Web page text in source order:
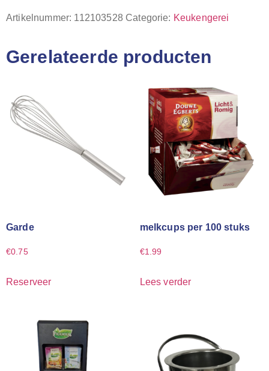
Artikelnummer: 112103528 Categorie: Keukengerei
Gerelateerde producten
Garde
€0.75
Reserveer
melkcups per 100 stuks
€1.99
Lees verder